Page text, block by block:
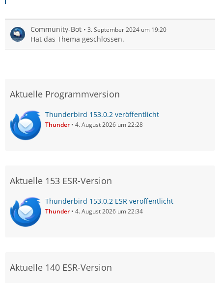
Community-Bot 3. September 2024 um 19:20
Hat das Thema geschlossen.
Aktuelle Programmversion
Thunderbird 153.0.2 veröffentlicht
Thunder 4. August 2026 um 22:28
Aktuelle 153 ESR-Version
Thunderbird 153.0.2 ESR veröffentlicht
Thunder 4. August 2026 um 22:34
Aktuelle 140 ESR-Version